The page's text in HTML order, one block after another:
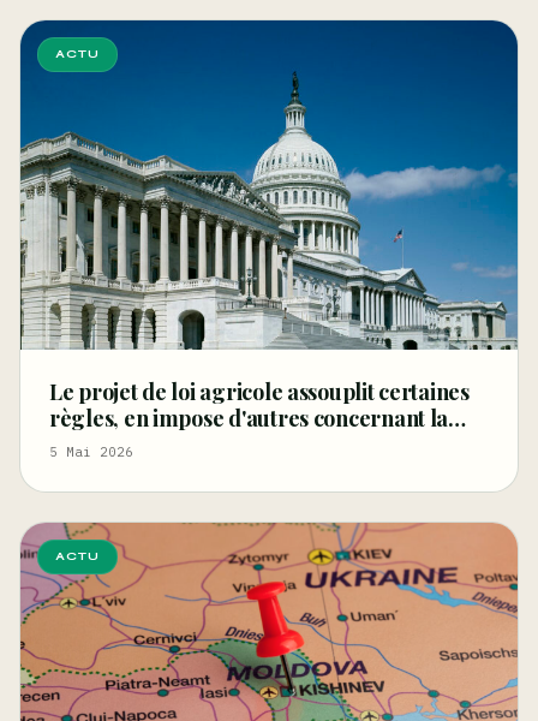
ACTU
Le projet de loi agricole assouplit certaines
règles, en impose d'autres concernant la
fibre et les graines de chanvre, et restreint le
5 Mai 2026
ACTU